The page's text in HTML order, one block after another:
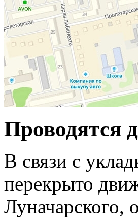
Проводятся
В связи с
перекрыто
Луначарского,